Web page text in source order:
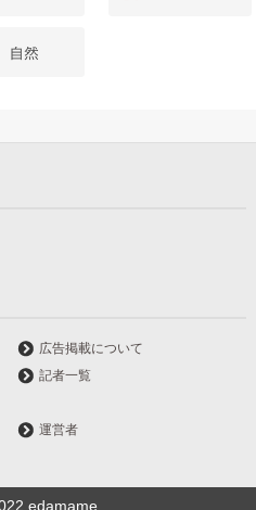
広告掲載について
記者一覧
運営者
edamame.